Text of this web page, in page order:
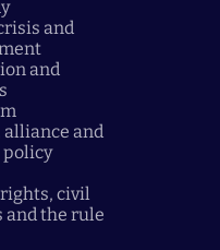
and
and
alliance and
policy
civil
the rule